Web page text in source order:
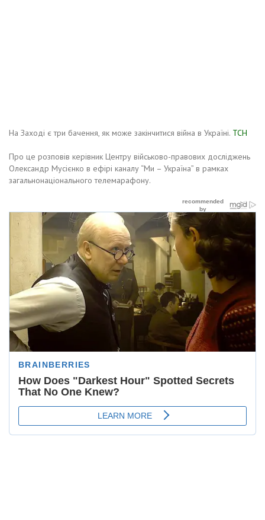
На Заході є три бачення, як може закінчитися війна в Україні. ТСН
Про це розповів керівник Центру військово-правових досліджень
Олександр Мусієнко в ефірі каналу “Ми – Україна” в рамках
загальнонаціонального телемарафону.